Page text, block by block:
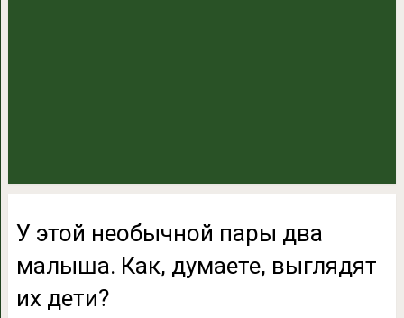
У этой необычной пары два
малыша. Как, думаете, выглядят
их дети?